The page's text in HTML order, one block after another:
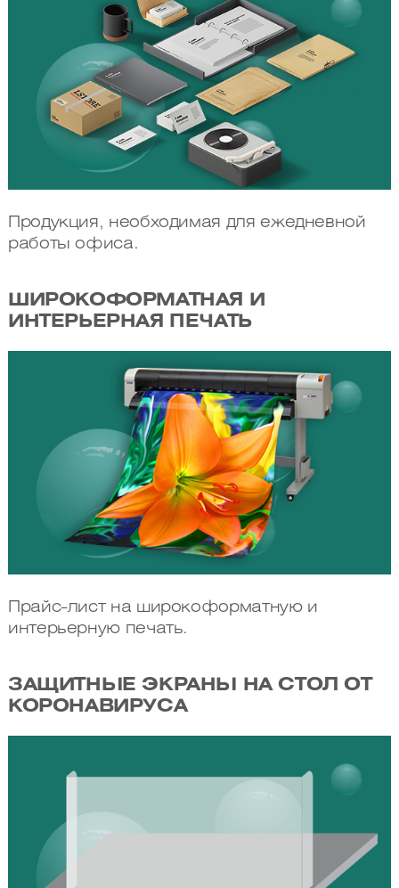
Продукция, необходимая для ежедневной
работы офиса.
ШИРОКОФОРМАТНАЯ И
ИНТЕРЬЕРНАЯ ПЕЧАТЬ
Прайс-лист на широкоформатную и
интерьерную печать.
ЗАЩИТНЫЕ ЭКРАНЫ НА СТОЛ ОТ
КОРОНАВИРУСА